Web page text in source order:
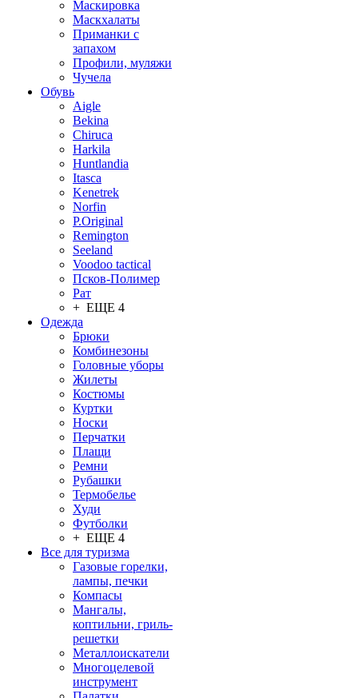
Маскировка
Маскхалаты
Приманки с
запахом
Профили, муляжи
Чучела
Обувь
Aigle
Bekina
Chiruсa
Harkila
Huntlandia
Itasca
Kenetrek
Norfin
P.Original
Remington
Seeland
Voodoo tactical
Псков-Полимер
Рат
+ ЕЩЕ 4
Одежда
Брюки
Комбинезоны
Головные уборы
Жилеты
Костюмы
Куртки
Носки
Перчатки
Плащи
Ремни
Рубашки
Термобелье
Худи
Футболки
+ ЕЩЕ 4
Все для туризма
Газовые горелки,
лампы, печки
Компасы
Мангалы,
коптильни, гриль-
решетки
Металлоискатели
Многоцелевой
инструмент